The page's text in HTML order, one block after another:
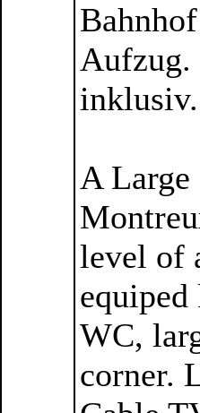
Aufzug.
inklusiv.
A
level of
WC,
corner.